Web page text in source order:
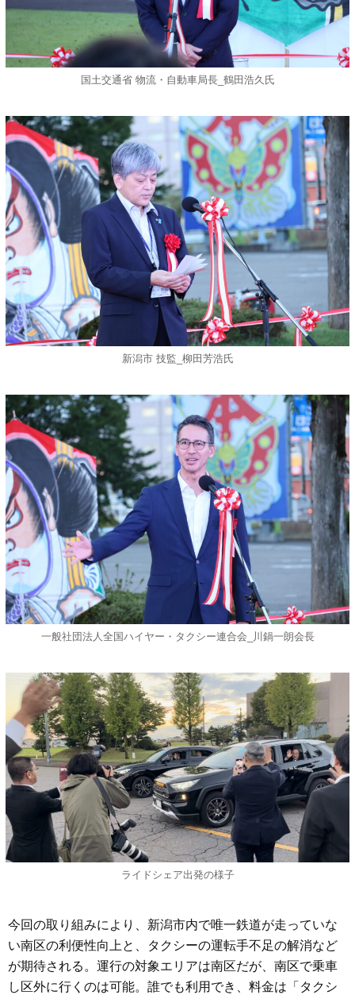
国土交通省 物流・自動車局長_鶴田浩久氏
新潟市 技監_柳田芳浩氏
一般社団法人全国ハイヤー・タクシー連合会_川鍋一朗会長
ライドシェア出発の様子
今回の取り組みにより、新潟市内で唯一鉄道が走っていな
い南区の利便性向上と、タクシーの運転手不足の解消など
が期待される。運行の対象エリアは南区だが、南区で乗車
し区外に行くのは可能。誰でも利用でき、料金は「タクシ